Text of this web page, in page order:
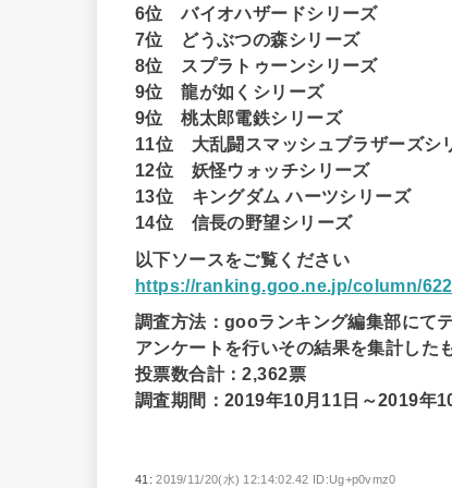
6位 バイオハザードシリーズ
7位 どうぶつの森シリーズ
8位 スプラトゥーンシリーズ
9位 龍が如くシリーズ
9位 桃太郎電鉄シリーズ
11位 大乱闘スマッシュブラザーズシ
12位 妖怪ウォッチシリーズ
13位 キングダム ハーツシリーズ
14位 信長の野望シリーズ
以下ソースをご覧ください
https://ranking.goo.ne.jp/column/
調査方法：gooランキング編集部にて
アンケートを行いその結果を集計した
投票数合計：2,362票
調査期間：2019年10月11日～2019年
41:2019/11/20(水) 12:14:02.42 ID:Ug+p0vmz0